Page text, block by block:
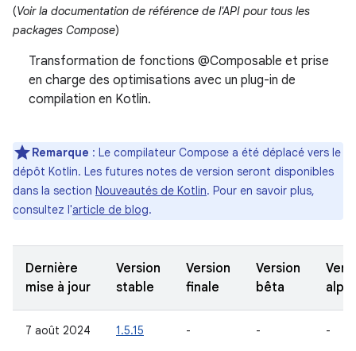
(Voir la documentation de référence de l'API pour tous les
packages Compose)
Transformation de fonctions @Composable et prise
en charge des optimisations avec un plug-in de
compilation en Kotlin.
Remarque : Le compilateur Compose a été déplacé vers le
dépôt Kotlin. Les futures notes de version seront disponibles
dans la section Nouveautés de Kotlin. Pour en savoir plus,
consultez l'article de blog.
Dernière
mise à jour
Version
stable
Version
finale
Version
bêta
7 août 2024 1.5.15 - - -